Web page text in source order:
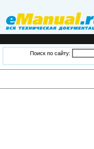
Поиск по сайту: